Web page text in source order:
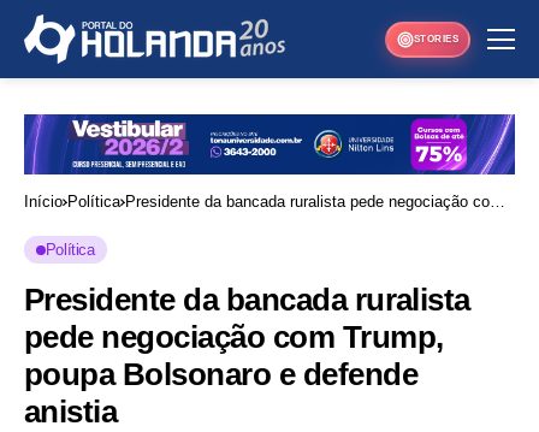
STORIES
Início Política Presidente da bancada ruralista pede negociação com
Política
Presidente da bancada ruralista
pede negociação com Trump,
poupa Bolsonaro e defende
anistia